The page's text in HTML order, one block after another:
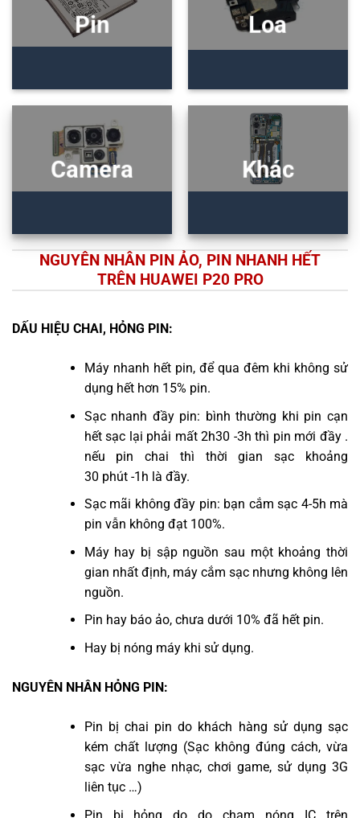
Pin Loa
Camera Khác
NGUYÊN NHÂN PIN ẢO, PIN NHANH HẾT
TRÊN HUAWEI P20 PRO
DẤU HIỆU CHAI, HỎNG PIN:
Máy nhanh hết pin, để qua đêm khi không sử
dụng hết hơn 15% pin.
Sạc nhanh đầy pin: bình thường khi pin cạn
hết sạc lại phải mất 2h30 -3h thì pin mới đầy .
nếu pin chai thì thời gian sạc khoảng
30 phút -1h là đầy.
Sạc mãi không đầy pin: bạn cắm sạc 4-5h mà
pin vẫn không đạt 100%.
Máy hay bị sập nguồn sau một khoảng thời
gian nhất định, máy cắm sạc nhưng không lên
nguồn.
Pin hay báo ảo, chưa dưới 10% đã hết pin.
Hay bị nóng máy khi sử dụng.
NGUYÊN NHÂN HỎNG PIN:
Pin bị chai pin do khách hàng sử dụng sạc
kém chất lượng (Sạc không đúng cách, vừa
sạc vừa nghe nhạc, chơi game, sử dụng 3G
liên tục …)
Pin bị hỏng do do chạm nóng IC trên